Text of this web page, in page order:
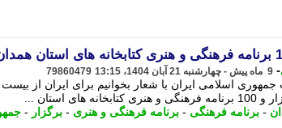
- 9 ماه پیش - چهارشنبه 21 آبان 1404، 13:15 79860479
اسلامی ایران با شعار بخوانیم برای ایران از بیست
استان ...
- برنامه فرهنگی - برنامه فرهنگی و هنری - برگزار -